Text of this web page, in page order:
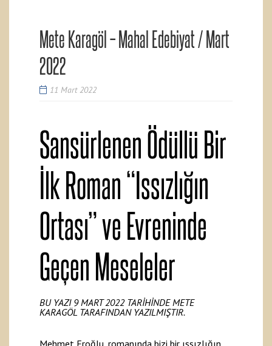
Mete Karagöl – Mahal Edebiyat / Mart
2022
11 Mart 2022
Sansürlenen Ödüllü Bir
İlk Roman “Issızlığın
Ortası” ve Evreninde
Geçen Meseleler
BU YAZI 9 MART 2022 TARİHİNDE METE
KARAGÖL TARAFINDAN YAZILMIŞTIR.
Mehmet Eroğlu, romanında bizi bir ıssızlığın,